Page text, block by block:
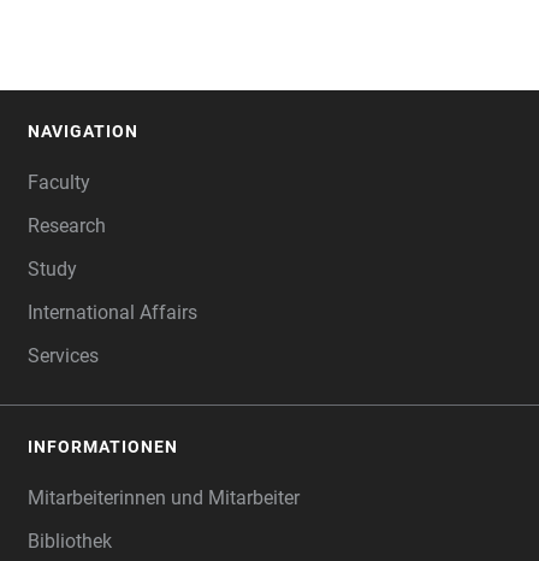
NAVIGATION
Faculty
Research
Study
International Affairs
Services
INFORMATIONEN
Mitarbeiterinnen und Mitarbeiter
Bibliothek